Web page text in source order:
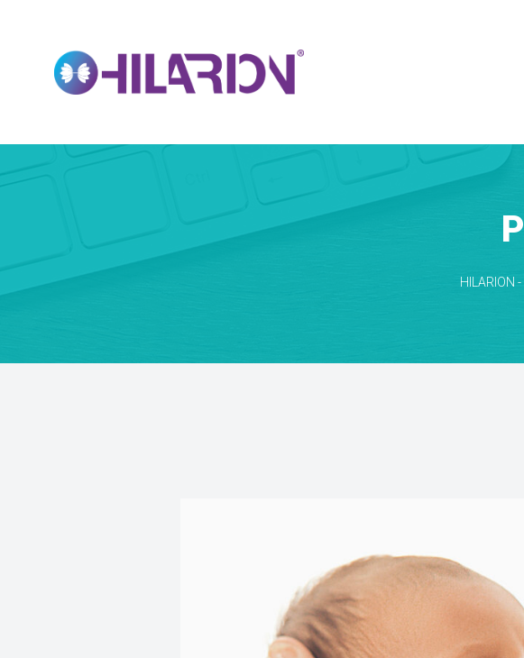
HILARION